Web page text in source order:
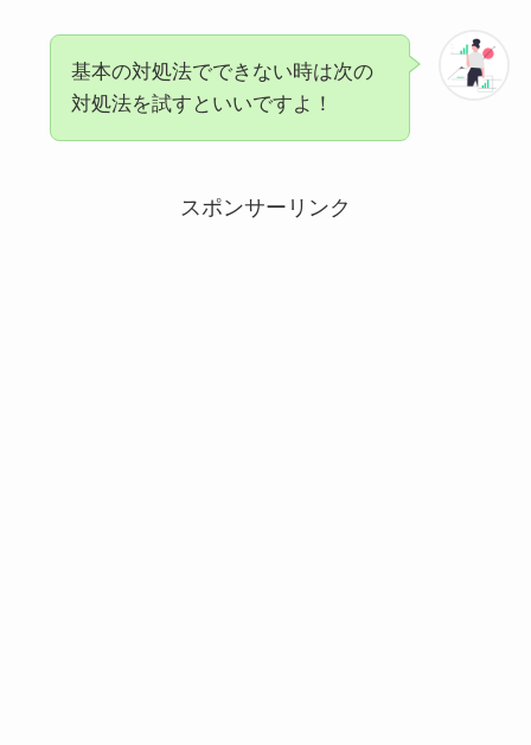
基本の対処法でできない時は次の
対処法を試すといいですよ！
スポンサーリンク